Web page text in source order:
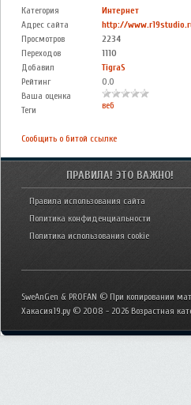
Категория
Адрес сайта
Просмотров
Переходов
Добавил
Рейтинг
Ваша оценка
Теги
Интернет
http://
2234
1110
TigraS
0.0
веб
Сообщить о битой ссылке
ПРАВИЛА! ЭТО ВАЖНО!
Правила использования сайта
Политика конфиденциальности
Политика использования cookie
SweAnGen & PROFAN © При копировании
Хакасия19.ру © 2008 - 2026 Возрастная